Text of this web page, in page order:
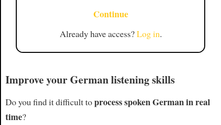
Continue
Already have access?Log in.
Improve your German listening skills
Do you find it difficult toprocess spoken German in real
time?